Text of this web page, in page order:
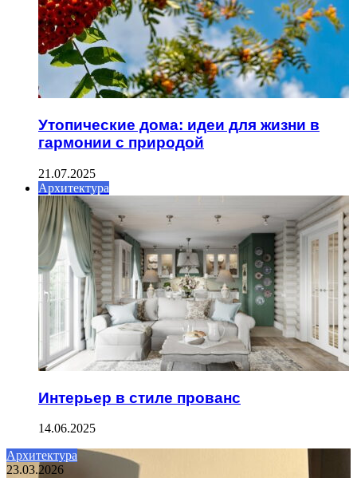
Утопические дома: идеи для жизни в
гармонии с природой
21.07.2025
Архитектура
Интерьер в стиле прованс
14.06.2025
Архитектура
23.03.2026